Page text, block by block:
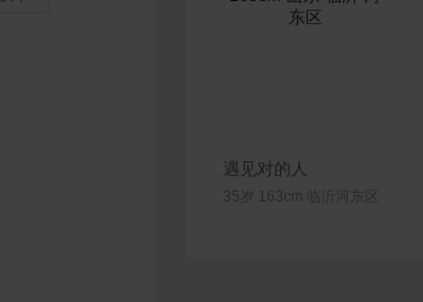
联系Ta
遇见对的人
35岁 163cm 临沂河东区